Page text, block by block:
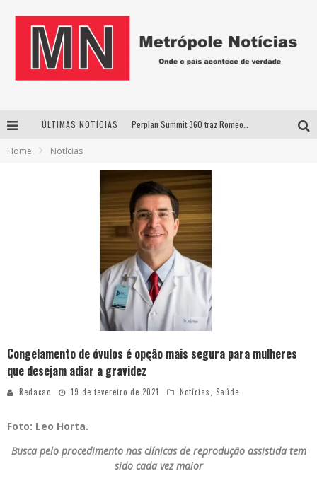
ÚLTIMAS NOTÍCIAS
Home Notícias
Congelamento de óvulos é opção mais segura para mulheres
que desejam adiar a gravidez
Redacao 19 de fevereiro de 2021 Notícias, Saúde
Foto: Leo Horta.
Busca pelo procedimento nas clínicas de reprodução assistida tem
sido cada vez maior